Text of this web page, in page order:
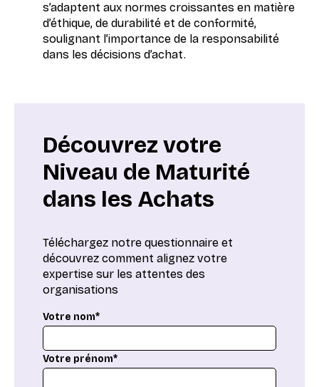
s’adaptent aux normes croissantes en matière
d’éthique, de durabilité et de conformité,
soulignant l’importance de la responsabilité
dans les décisions d’achat.
Découvrez votre
Niveau de Maturité
dans les Achats
Téléchargez notre questionnaire et
découvrez comment alignez votre
expertise sur les attentes des
organisations
Votre nom*
Votre prénom*